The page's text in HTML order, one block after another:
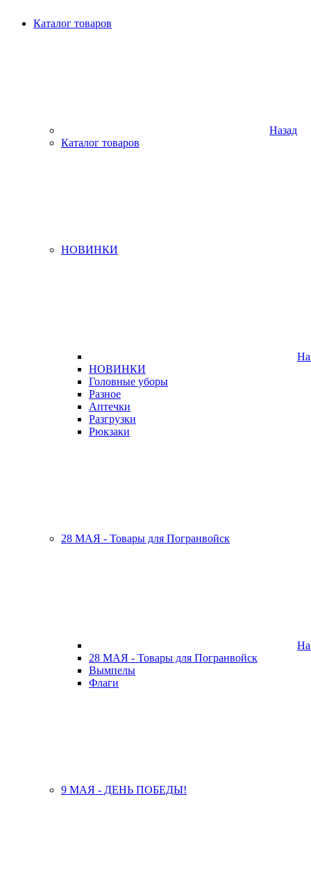
Каталог товаров
Назад
Каталог товаров
НОВИНКИ
НОВИНКИ
Головные уборы
Разное
Аптечки
Разгрузки
Рюкзаки
28 МАЯ - Товары для Погранвойск
28 МАЯ - Товары для Погранвойск
Вымпелы
Флаги
9 МАЯ - ДЕНЬ ПОБЕДЫ!